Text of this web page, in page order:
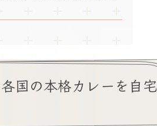
国の本格カレーを自宅